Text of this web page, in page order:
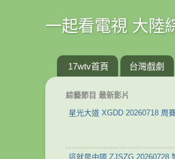
一起看電視 大陸
17wtv首頁 台灣戲劇
綜藝節目 最新影片
星光大道 XGDD 20260718 周
這就是中國 ZJSZG 20260728